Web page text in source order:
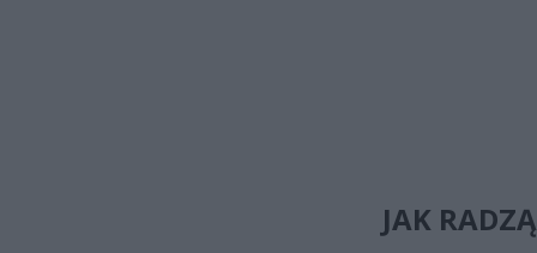
JAK